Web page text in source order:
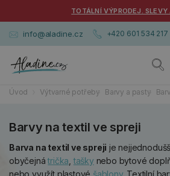
TOTÁLNÍ VÝPRODEJ.
info@aladine.cz +420 601 534 217
Úvod Výtvarné potřeby Barvy a pasty
Barvy na textil ve spreji
Barva na textil ve spreji je
obyčejnátrička ,tašky nebo bytové
nebo využít plastové šablony. Textilní